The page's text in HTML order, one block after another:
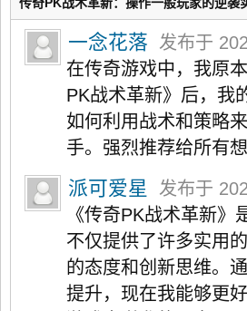
传奇PK战术革新：操作一般玩家的逆袭
一念花落 发布于
在传奇游戏中，我原
PK战术革新》后，我
如何利用战术和策略
手。强烈推荐给所有
派可爱星 发布于
《传奇PK战术革新
不仅提供了许多实用
的态度和创新思维。
提升，现在我能够更